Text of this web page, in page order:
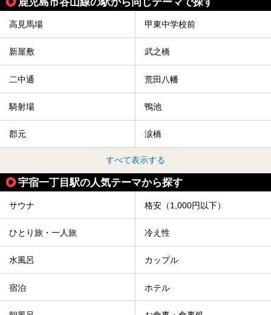
高見馬場 甲東中学校前
新屋敷 武之橋
二中通 荒田八幡
騎射場 鴨池
郡元 涙橋
すべて表示する
宇宿一丁目駅の人気テーマから探す
サウナ 格安（1,000円以下）
ひとり旅・一人旅 冷え性
水風呂 カップル
宿泊 ホテル